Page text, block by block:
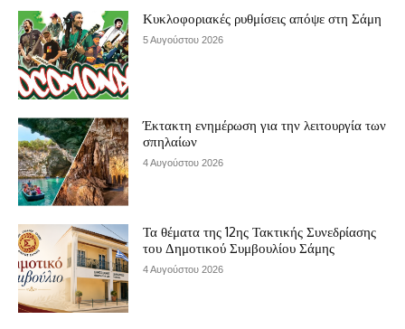
Κυκλοφοριακές ρυθμίσεις απόψε στη Σάμη
5 Αυγούστου 2026
Έκτακτη ενημέρωση για την λειτουργία των
σπηλαίων
4 Αυγούστου 2026
Τα θέματα της 12ης Τακτικής Συνεδρίασης
του Δημοτικού Συμβουλίου Σάμης
4 Αυγούστου 2026